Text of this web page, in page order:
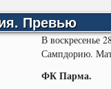
Превью
В воскресенье
Сампдорию.
ФК Парма.